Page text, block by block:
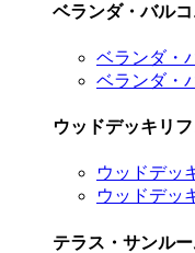
ベランダ・バル
ベランダ・
ベランダ・
ウッドデッキリ
ウッドデッ
ウッドデッ
テラス・サンル